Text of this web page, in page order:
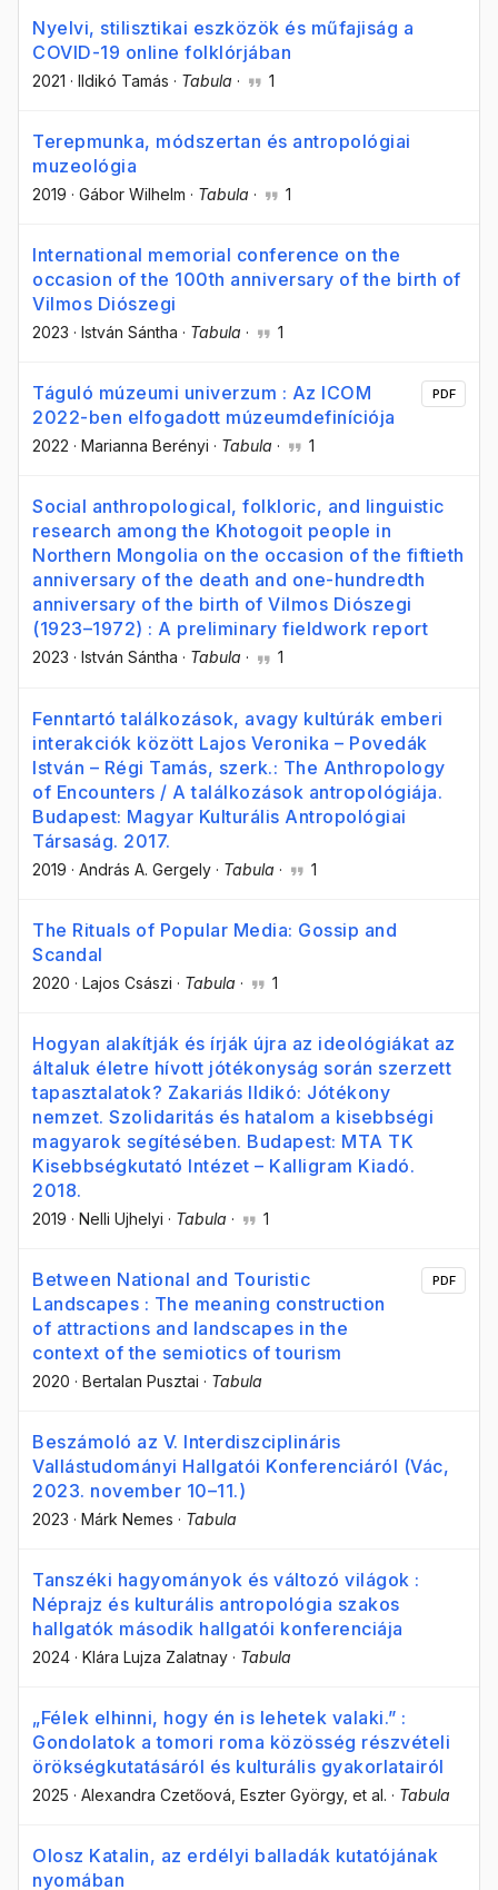
Nyelvi, stilisztikai eszközök és műfajiság a
COVID-19 online folklórjában
2021 · Ildikó Tamás · Tabula · 1
Terepmunka, módszertan és antropológiai
muzeológia
2019 · Gábor Wilhelm · Tabula · 1
International memorial conference on the
occasion of the 100th anniversary of the birth of
Vilmos Diószegi
2023 · István Sántha · Tabula · 1
Táguló múzeumi univerzum : Az ICOM
2022-ben elfogadott múzeumdefiníciója
2022 · Marianna Berényi · Tabula · 1
PDF
Social anthropological, folkloric, and linguistic
research among the Khotogoit people in
Northern Mongolia on the occasion of the fiftieth
anniversary of the death and one-hundredth
anniversary of the birth of Vilmos Diószegi
(1923–1972) : A preliminary fieldwork report
2023 · István Sántha · Tabula · 1
Fenntartó találkozások, avagy kultúrák emberi
interakciók között Lajos Veronika – Povedák
István – Régi Tamás, szerk.: The Anthropology
of Encounters / A találkozások antropológiája.
Budapest: Magyar Kulturális Antropológiai
Társaság. 2017.
2019 · András A. Gergely · Tabula · 1
The Rituals of Popular Media: Gossip and
Scandal
2020 · Lajos Császi · Tabula · 1
Hogyan alakítják és írják újra az ideológiákat az
általuk életre hívott jótékonyság során szerzett
tapasztalatok? Zakariás Ildikó: Jótékony
nemzet. Szolidaritás és hatalom a kisebbségi
magyarok segítésében. Budapest: MTA TK
Kisebbségkutató Intézet – Kalligram Kiadó.
2018.
2019 · Nelli Ujhelyi · Tabula · 1
Between National and Touristic
Landscapes : The meaning construction
of attractions and landscapes in the
context of the semiotics of tourism
2020 · Bertalan Pusztai · Tabula
PDF
Beszámoló az V. Interdiszciplináris
Vallástudományi Hallgatói Konferenciáról (Vác,
2023. november 10–11.)
2023 · Márk Nemes · Tabula
Tanszéki hagyományok és változó világok :
Néprajz és kulturális antropológia szakos
hallgatók második hallgatói konferenciája
2024 · Klára Lujza Zalatnay · Tabula
„Félek elhinni, hogy én is lehetek valaki.” :
Gondolatok a tomori roma közösség részvételi
örökségkutatásáról és kulturális gyakorlatairól
2025 · Alexandra Czetőová , Eszter György, et al. · Tabula
Olosz Katalin, az erdélyi balladák kutatójának
nyomában